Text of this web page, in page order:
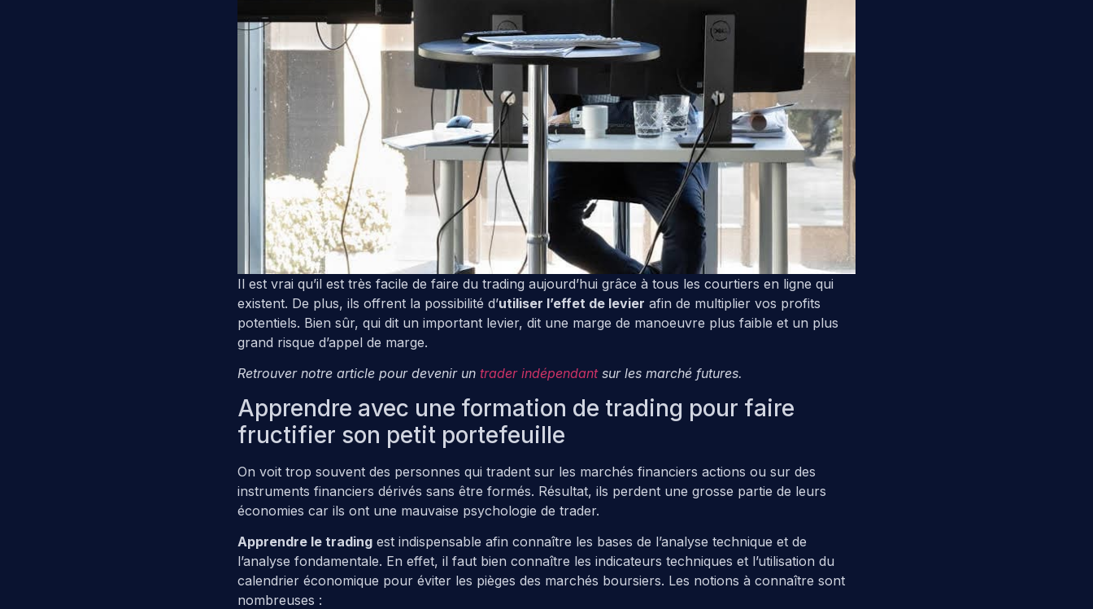
Il est vrai qu’il est très facile de faire du trading aujourd’hui grâce à tous les courtiers en ligne qui
existent. De plus, ils offrent la possibilité d’utiliser l’effet de levier afin de multiplier vos profits
potentiels. Bien sûr, qui dit un important levier, dit une marge de manoeuvre plus faible et un plus
grand risque d’appel de marge.
Retrouver notre article pour devenir un trader indépendantsur les marché futures.
Apprendre avec une formation de trading pour faire
fructifier son petit portefeuille
On voit trop souvent des personnes qui tradent sur les marchés financiers actions ou sur des
instruments financiers dérivés sans être formés. Résultat, ils perdent une grosse partie de leurs
économies car ils ont une mauvaise psychologie de trader.
Apprendre le trading est indispensable afin connaître les bases de l’analyse technique et de
l’analyse fondamentale. En effet, il faut bien connaître les indicateurs techniques et l’utilisation du
calendrier économique pour éviter les pièges des marchés boursiers. Les notions à connaître sont
nombreuses :